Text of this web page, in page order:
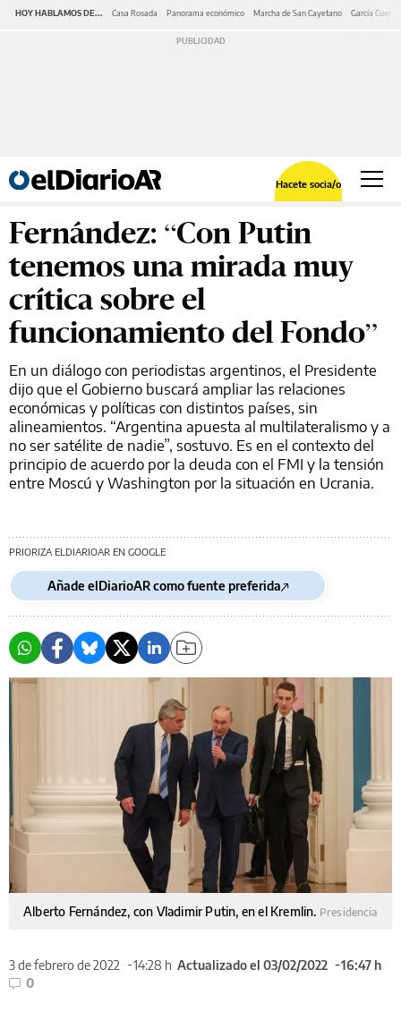
HOY HABLAMOS DE... Casa Rosada Panorama económico Marcha de San Cayetano García Cuerva
Hacete socia/o
Fernández: “Con Putin
tenemos una mirada muy
crítica sobre el
funcionamiento del Fondo”
En un diálogo con periodistas argentinos, el Presidente
dijo que el Gobierno buscará ampliar las relaciones
económicas y políticas con distintos países, sin
alineamientos. “Argentina apuesta al multilateralismo y a
no ser satélite de nadie”, sostuvo. Es en el contexto del
principio de acuerdo por la deuda con el FMI y la tensión
entre Moscú y Washington por la situación en Ucrania.
PRIORIZA ELDIARIOAR EN GOOGLE
Añade elDiarioAR como fuente preferida
Alberto Fernández, con Vladimir Putin, en el Kremlin. Presidencia
3 de febrero de 2022 14:28 h Actualizado el 03/02/2022
16:47 h
0